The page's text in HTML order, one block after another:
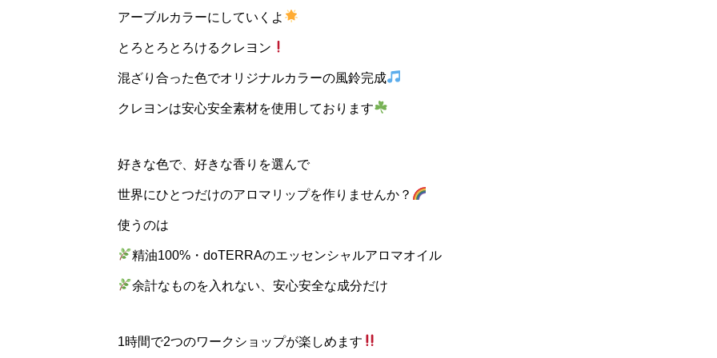
アーブルカラーにしていくよ
とろとろとろけるクレヨン
混ざり合った色でオリジナルカラーの風鈴完成
クレヨンは安心安全素材を使用しております
好きな色で、好きな香りを選んで
世界にひとつだけのアロマリップを作りませんか？
使うのは
精油100%・doTERRAのエッセンシャルアロマオイル
余計なものを入れない、安心安全な成分だけ
1時間で2つのワークショップが楽しめます